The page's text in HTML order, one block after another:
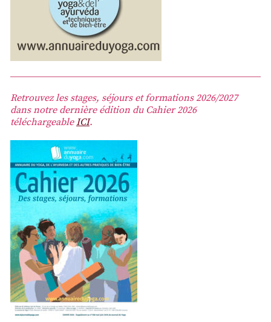
Retrouvez les stages, séjours et formations 2026/2027
dans notre dernière édition du Cahier 2026
téléchargeableICI.